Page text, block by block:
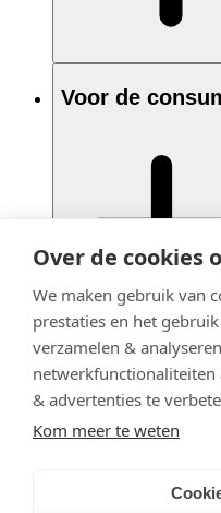
Over de cookies
We maken gebruik van
prestaties en het
verzamelen &
netwerkfunctionaliteiten
& advertenties te
Kom meer te weten
Voor de